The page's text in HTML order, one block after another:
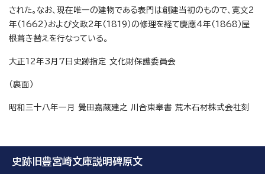
された。なお、現在唯一の建物である表門は創建当初のもので、寛文2
年（1662）および文政2年（1819）の修理を経て慶應4年（1868）屋
根葺き替えを行なっている。
大正12年3月7日史跡指定 文化財保護委員会
（裏面）
昭和三十八年一月 覺田嘉蔵建之 川合東皋書 荒木石材株式会社刻
史跡旧豊宮崎文庫説明碑原文